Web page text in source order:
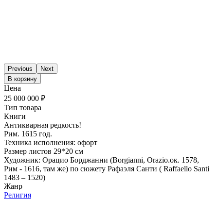
Previous
Next
В корзину
Цена
25 000 000 ₽
Тип товара
Книги
Антикварная редкость!
Рим. 1615 год.
Техника исполнения: офорт
Размер листов 29*20 см
Художник: Орацио Борджанни (Borgianni, Orazio.ок. 1578,
Рим - 1616, там же) по сюжету Рафаэля Санти ( Raffaello Santi
1483 – 1520)
Жанр
Религия